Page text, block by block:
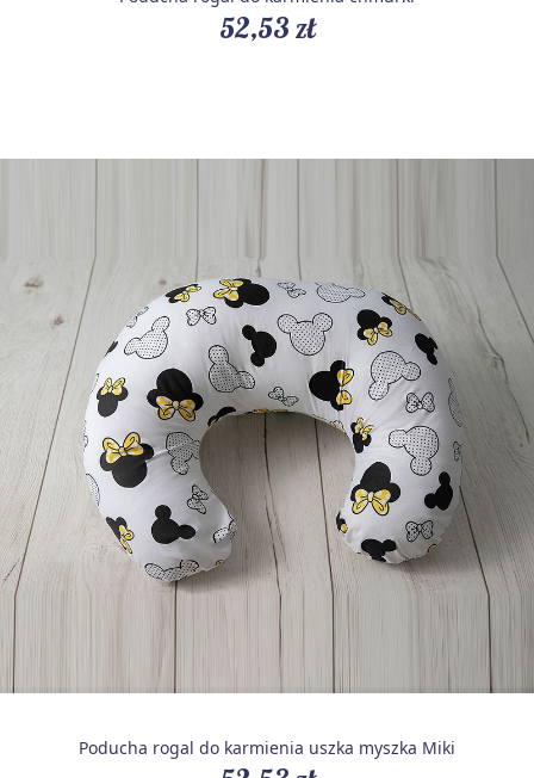
52,53 zł
Poducha rogal do karmienia uszka myszka Miki